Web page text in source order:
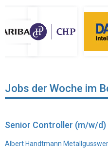
Jobs der Woche im
Senior Controller (m/w/
Albert Handtmann